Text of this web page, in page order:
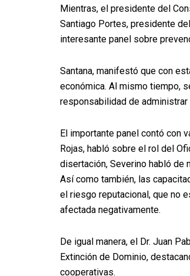
Mientras, el presidente del
Santiago Portes, presidente
interesante panel sobre
Santana, manifestó que con
económica. Al mismo tiempo,
responsabilidad de
El importante panel contó con
Rojas, habló sobre el rol del
disertación, Severino habló de
Así como también, las
el riesgo reputacional, que no
afectada negativamente.
De igual manera, el Dr. Juan
Extinción de Dominio,
cooperativas.